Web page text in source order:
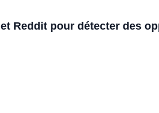
Reddit pour détecter des